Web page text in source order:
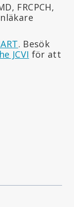
FRCPCH,
. Besök
JCVI för att